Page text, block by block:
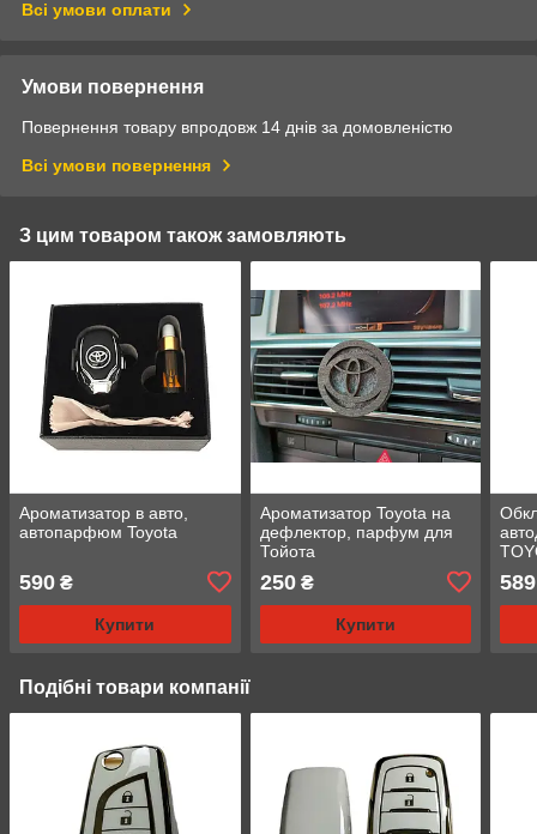
Всі умови оплати
Умови повернення
Повернення товару впродовж 14 днів за домовленістю
Всі умови повернення
З цим товаром також замовляють
Ароматизатор в авто,
автопарфюм Toyota
590 ₴
Купити
Ароматизатор Toyota на
дефлектор, парфум для
Тойота
250₴
Купити
589
Подібні товари компанії